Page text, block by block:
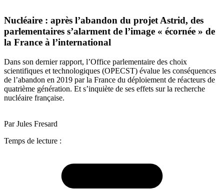
Nucléaire : après l’abandon du projet Astrid, des
parlementaires s’alarment de l’image « écornée » de
la France à l’international
Dans son dernier rapport, l’Office parlementaire des choix
scientifiques et technologiques (OPECST) évalue les conséquences
de l’abandon en 2019 par la France du déploiement de réacteurs de
quatrième génération. Et s’inquiète de ses effets sur la recherche
nucléaire française.
Par Jules Fresard
Temps de lecture :